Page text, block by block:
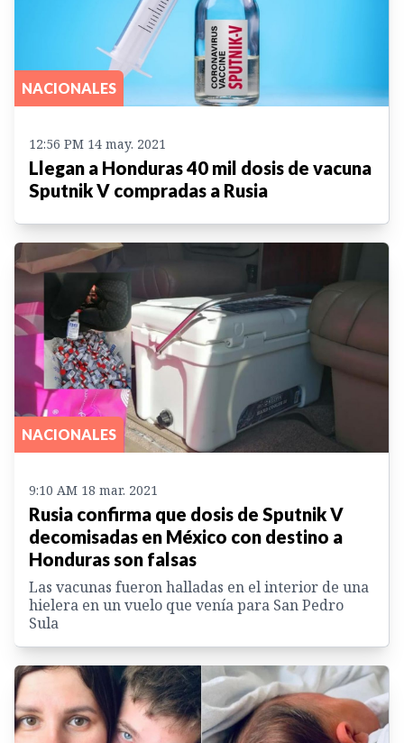
NACIONALES
12:56 PM 14 may. 2021
Llegan a Honduras 40 mil dosis de vacuna
Sputnik V compradas a Rusia
NACIONALES
9:10 AM 18 mar. 2021
Rusia confirma que dosis de Sputnik V
decomisadas en México con destino a
Honduras son falsas
Las vacunas fueron halladas en el interior de una
hielera en un vuelo que venía para San Pedro
Sula